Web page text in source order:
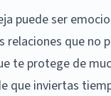
puede ser
que no
te protege de
que inviertas